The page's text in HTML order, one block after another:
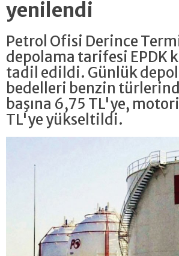
yenilendi
Petrol Ofisi Derince
depolama tarifesi EPDK
tadil edildi. Günlük
bedelleri benzin
başına 6,75 TL'ye,
TL'ye yükseltildi.